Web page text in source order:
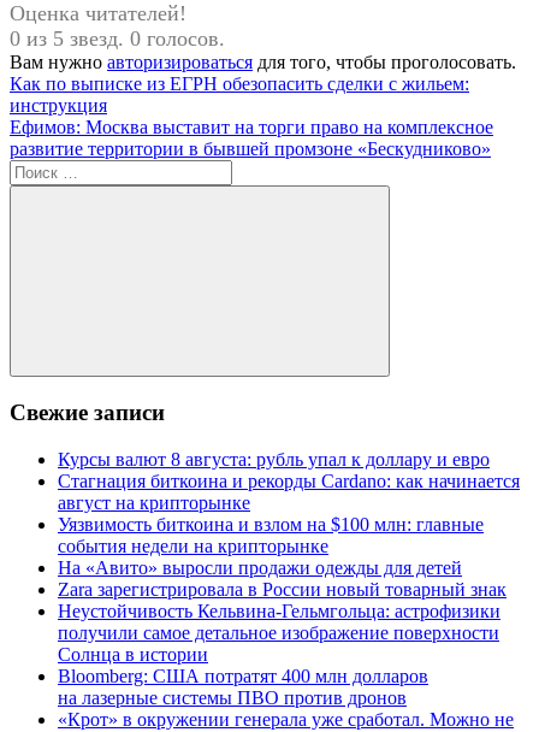
Оценка читателей!
0 из 5 звезд. 0 голосов.
Вам нужно авторизироваться для того, чтобы проголосовать.
Навигация
по
записям
Предыдущая
запись:
Как по выписке из ЕГРН обезопасить сделки с жильем:
инструкция
Следующая
запись:
Ефимов: Москва выставит на торги право на комплексное
развитие территории в бывшей промзоне «Бескудниково»
Поиск
для:
Поиск
Свежие записи
Курсы валют 8 августа: рубль упал к доллару и евро
Стагнация биткоина и рекорды Cardano: как начинается
август на крипторынке
Уязвимость биткоина и взлом на $100 млн: главные
события недели на крипторынке
На «Авито» выросли продажи одежды для детей
Zara зарегистрировала в России новый товарный знак
Неустойчивость Кельвина-Гельмгольца: астрофизики
получили самое детальное изображение поверхности
Солнца в истории
Bloomberg: США потратят 400 млн долларов
на лазерные системы ПВО против дронов
«Крот» в окружении генерала уже сработал. Можно не